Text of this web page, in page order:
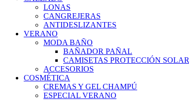
LONAS
CANGREJERAS
ANTIDESLIZANTES
VERANO
MODA BAÑO
BAÑADOR PAÑAL
CAMISETAS PROTECCIÓN SOLAR
ACCESORIOS
COSMÉTICA
CREMAS Y GEL CHAMPÚ
ESPECIAL VERANO